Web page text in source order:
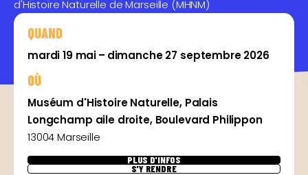
d'Histoire Naturelle de Marseille (MHNM)
QUAND
mardi 19 mai – dimanche 27 septembre 2026
OÙ
Muséum d'Histoire Naturelle, Palais
Longchamp aile droite, Boulevard Philippon
13004 Marseille
PLUS D'INFOS
S'Y RENDRE